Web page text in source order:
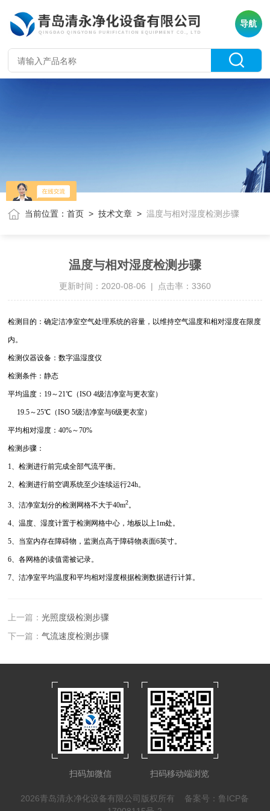
导航
当前位置：首页 >技术文章 >温度与相对湿度检测步骤
温度与相对湿度检测步骤
更新时间：2020-08-06 | 点击率：3360
检测目的：确定洁净室空气处理系统的容量，以维持空气温度和相对湿度在限度
内。
检测仪器设备：数字温湿度仪
检测条件：静态
平均温度：19～21℃（ISO 4级洁净室与更衣室）
19.5～25℃（ISO 5级洁净室与6级更衣室）
平均相对湿度：40%～70%
检测步骤：
1、检测进行前完成全部气流平衡。
2、检测进行前空调系统至少连续运行24h。
3、洁净室划分的检测网格不大于40m2。
4、温度、湿度计置于检测网格中心，地板以上1m处。
5、当室内存在障碍物，监测点高于障碍物表面6英寸。
6、各网格的读值需被记录。
7、洁净室平均温度和平均相对湿度根据检测数据进行计算。
上一篇：光照度级检测步骤
下一篇：气流速度检测步骤
扫码加微信 扫码移动端浏览
2026青岛清永净化设备有限公司版权所有 备案号：鲁ICP备